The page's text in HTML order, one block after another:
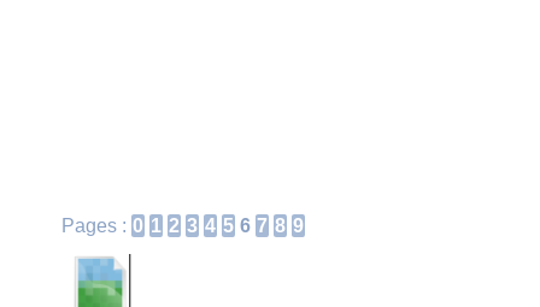
Pages : 0 1 2 3 4 5 6 7 8 9